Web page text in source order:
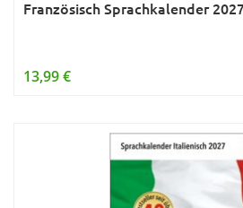
Französisch Sprachkalender
13,99 €